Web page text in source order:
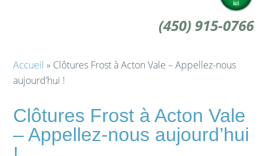
(450) 915-0766
Accueil » Clôtures Frost à Acton Vale – Appellez-nous
aujourd’hui !
Clôtures Frost à Acton Vale
– Appellez-nous aujourd’hui